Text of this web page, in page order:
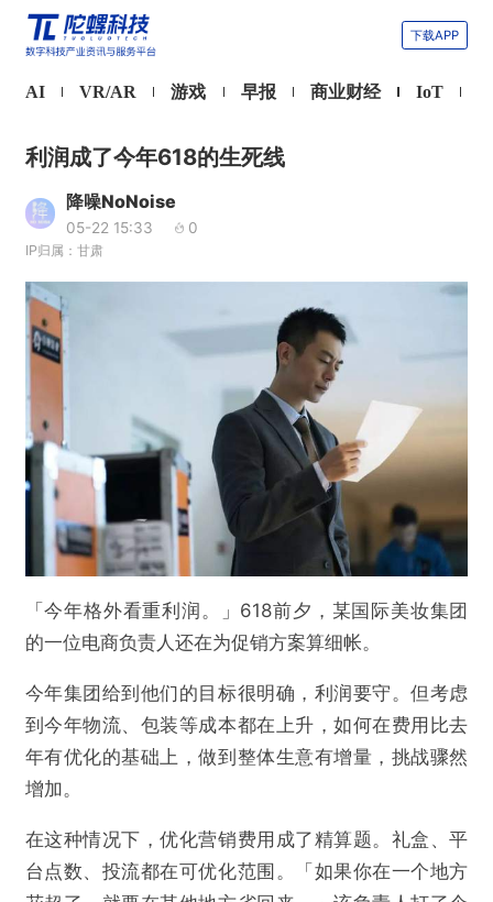
下载APP
AI VR/AR 游戏 早报 商业财经 IoT
利润成了今年618的生死线
降噪NoNoise
05-22 15:33 0
IP归属：甘肃
「今年格外看重利润。」618前夕，某国际美妆集团
的一位电商负责人还在为促销方案算细帐。
今年集团给到他们的目标很明确，利润要守。但考虑
到今年物流、包装等成本都在上升，如何在费用比去
年有优化的基础上，做到整体生意有增量，挑战骤然
增加。
在这种情况下，优化营销费用成了精算题。礼盒、平
台点数、投流都在可优化范围。「如果你在一个地方